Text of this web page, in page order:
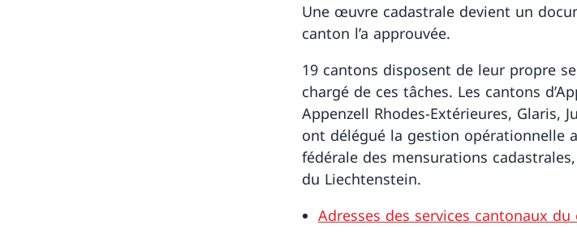
Une œuvre cadastrale devient un
canton l’a approuvée.
19 cantons disposent de leur propre
chargé de ces tâches. Les cantons
Appenzell Rhodes-Extérieures, Glaris,
ont délégué la gestion opérationnelle
fédérale des mensurations
du Liechtenstein.
Adresses des services cantonaux du